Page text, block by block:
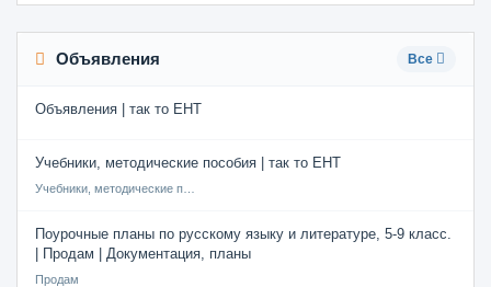
Объявления Все
Объявления | так то ЕНТ
Учебники, методические пособия | так то ЕНТ
Поурочные планы по русскому языку и литературе, 5-9 класс.
| Продам | Документация, планы
Продам